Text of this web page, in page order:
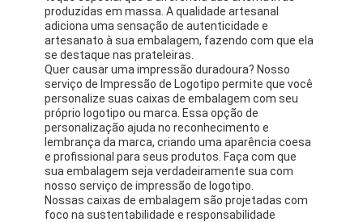
produzidas em massa. A qualidade artesanal
adiciona uma sensação de autenticidade e
artesanato à sua embalagem, fazendo com que ela
se destaque nas prateleiras.
Quer causar uma impressão duradoura? Nosso
serviço de Impressão de Logotipo permite que você
personalize suas caixas de embalagem com seu
próprio logotipo ou marca. Essa opção de
personalização ajuda no reconhecimento e
lembrança da marca, criando uma aparência coesa
e profissional para seus produtos. Faça com que
sua embalagem seja verdadeiramente sua com
nosso serviço de impressão de logotipo.
Nossas caixas de embalagem são projetadas com
foco na sustentabilidade e responsabilidade